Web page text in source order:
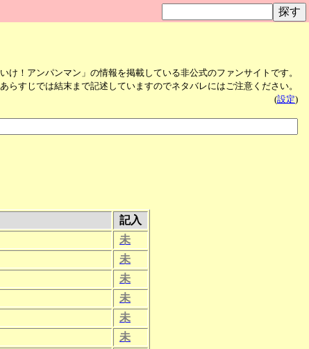
け！アンパンマン」の情報を掲載している非公式のファンサイトです。
らすじでは結末まで記述していますのでネタバレにはご注意ください。
(設定)
記入
未
未
未
未
未
未